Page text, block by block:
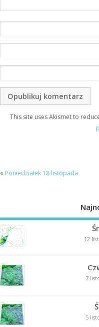
This site uses Akismet to
« Poniedziałek 18 listopada
12
7
5